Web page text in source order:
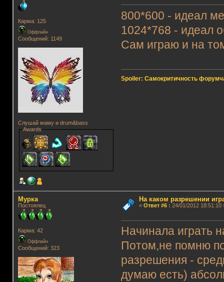
Карма: 125
Оффлайн
Сообщений: 1149
Слушай маму и drum&bass
Awards
800*600 - идеал
1024*768 - идеал
Сам играю и на
Spoiler: Самокритичность
Мурка
Постоялец
Карма: 42
Оффлайн
Сообщений: 323
На каком разрешении
« Ответ #6: 24/01/2012 18:51:10
Начинала играть
Потом,не помню
разрешения -
думаю есть)